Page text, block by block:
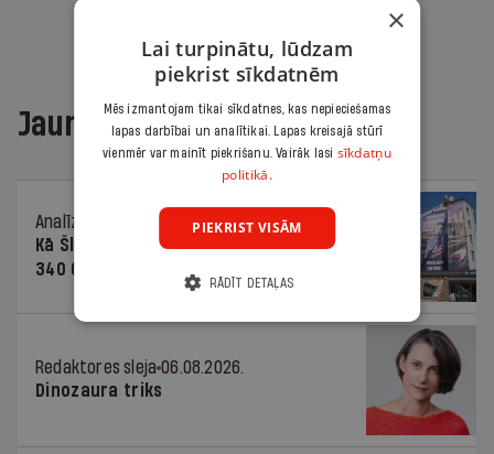
Jaunākajā žurnālā
Analīze
Kā Šlesera partija palika nesodīta par
340 000 vērtu reklāmas kampaņu
Redaktores sleja 06.08.2026.
Dinozaura triks
×
Lai turpinātu, lūdzam
piekrist sīkdatnēm
Mēs izmantojam tikai sīkdatnes, kas nepieciešamas
lapas darbībai un analītikai. Lapas kreisajā stūrī
vienmēr var mainīt piekrišanu. Vairāk lasi sīkdatņu
politikā.
PIEKRIST VISĀM
RĀDĪT DETAĻAS